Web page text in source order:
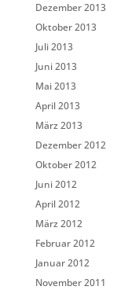
Dezember 2013
Oktober 2013
Juli 2013
Juni 2013
Mai 2013
April 2013
März 2013
Dezember 2012
Oktober 2012
Juni 2012
April 2012
März 2012
Februar 2012
Januar 2012
November 2011